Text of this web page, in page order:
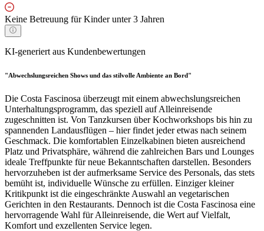
Keine Betreuung für Kinder unter 3 Jahren
KI-generiert aus Kundenbewertungen
"Abwechslungsreichen Shows und das stilvolle Ambiente an Bord"
Die Costa Fascinosa überzeugt mit einem abwechslungsreichen
Unterhaltungsprogramm, das speziell auf Alleinreisende
zugeschnitten ist. Von Tanzkursen über Kochworkshops bis hin zu
spannenden Landausflügen – hier findet jeder etwas nach seinem
Geschmack. Die komfortablen Einzelkabinen bieten ausreichend
Platz und Privatsphäre, während die zahlreichen Bars und Lounges
ideale Treffpunkte für neue Bekanntschaften darstellen. Besonders
hervorzuheben ist der aufmerksame Service des Personals, das stets
bemüht ist, individuelle Wünsche zu erfüllen. Einziger kleiner
Kritikpunkt ist die eingeschränkte Auswahl an vegetarischen
Gerichten in den Restaurants. Dennoch ist die Costa Fascinosa eine
hervorragende Wahl für Alleinreisende, die Wert auf Vielfalt,
Komfort und exzellenten Service legen.